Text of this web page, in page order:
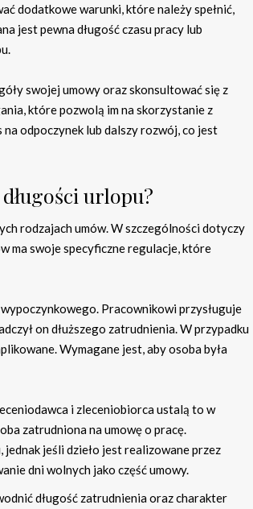
dodatkowe warunki, które należy spełnić,
jest pewna długość czasu pracy lub
swojej umowy oraz skonsultować się z
które pozwolą im na skorzystanie z
na odpoczynek lub dalszy rozwój, co jest
urlopu?
rodzajach umów. W szczególności dotyczy
ma swoje specyficzne regulacje, które
Pracownikowi przysługuje
on dłuższego zatrudnienia. W przypadku
Wymagane jest, aby osoba była
i zleceniobiorca ustalą to w
zatrudniona na umowę o pracę.
jeśli dzieło jest realizowane przez
dni wolnych jako część umowy.
długość zatrudnienia oraz charakter